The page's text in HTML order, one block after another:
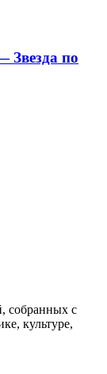
Звезда по
собранных с
культуре,